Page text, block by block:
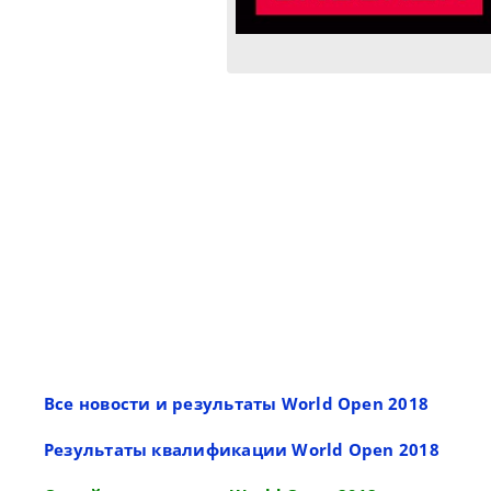
Все новости и результаты World Open 2018
Результаты квалификации World Open 2018